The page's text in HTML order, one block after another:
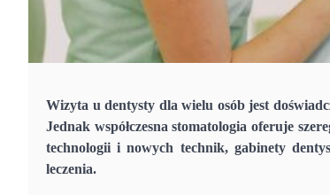
Wizyta u dentysty dla wielu osób jest
Jednak współczesna stomatologia oferuje
technologii i nowych technik, gabinety
leczenia.